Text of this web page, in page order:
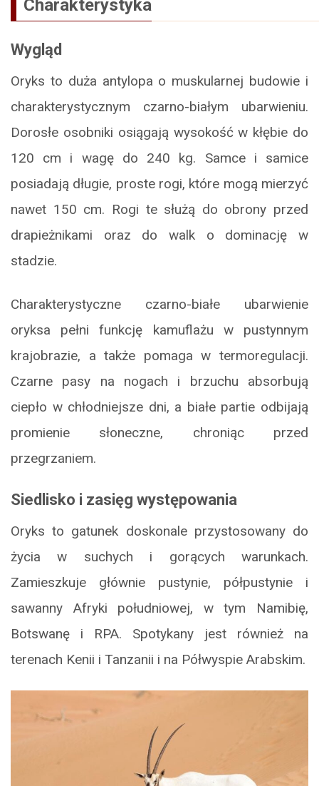
Charakterystyka
Wygląd
Oryks to duża antylopa o muskularnej budowie i
charakterystycznym czarno-białym ubarwieniu.
Dorosłe osobniki osiągają wysokość w kłębie do
120 cm i wagę do 240 kg. Samce i samice
posiadają długie, proste rogi, które mogą mierzyć
nawet 150 cm. Rogi te służą do obrony przed
drapieżnikami oraz do walk o dominację w
stadzie.
Charakterystyczne czarno-białe ubarwienie
oryksa pełni funkcję kamuflażu w pustynnym
krajobrazie, a także pomaga w termoregulacji.
Czarne pasy na nogach i brzuchu absorbują
ciepło w chłodniejsze dni, a białe partie odbijają
promienie słoneczne, chroniąc przed
przegrzaniem.
Siedlisko i zasięg występowania
Oryks to gatunek doskonale przystosowany do
życia w suchych i gorących warunkach.
Zamieszkuje głównie pustynie, półpustynie i
sawanny Afryki południowej, w tym Namibię,
Botswanę i RPA. Spotykany jest również na
terenach Kenii i Tanzanii i na Półwyspie Arabskim.